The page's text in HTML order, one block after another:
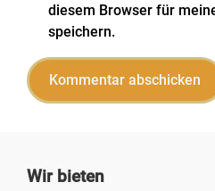
diesem Browser für
speichern.
Wir bieten